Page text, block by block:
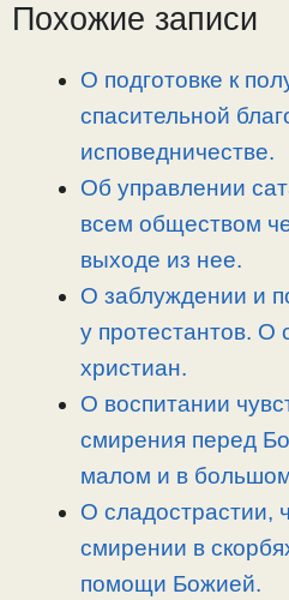
n
a
o
и
Похожие записи
О подготовке к
спасительной
исповедничестве.
Об управлении
всем обществом
выходе из нее.
О заблуждении и
у протестантов. О
христиан.
О воспитании
смирения перед
малом и в
О сладострастии,
смирении в
помощи Божией.